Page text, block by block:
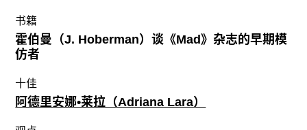
书籍
霍伯曼（J. Hoberman）谈《Mad》杂志的早期模
仿者
十佳
阿德里安娜•莱拉（Adriana Lara）